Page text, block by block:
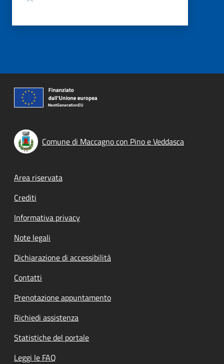
Comune di Maccagno con Pino e Veddasca
Footer menu
Area riservata
Crediti
Informativa privacy
Note legali
Dichiarazione di accessibilità
Contatti
Prenotazione appuntamento
Richiedi assistenza
Statistiche del portale
Leggi le FAQ